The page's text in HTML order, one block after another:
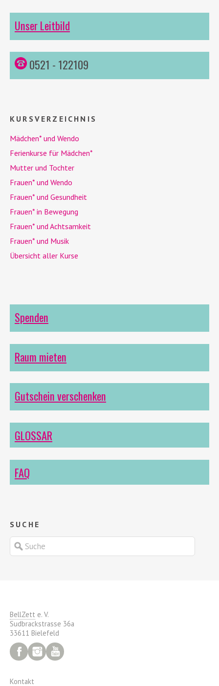
Unser Leitbild
0521 - 122109
KURSVERZEICHNIS
Mädchen* und Wendo
Ferienkurse für Mädchen*
Mutter und Tochter
Frauen* und Wendo
Frauen* und Gesundheit
Frauen* in Bewegung
Frauen* und Achtsamkeit
Frauen* und Musik
Übersicht aller Kurse
Spenden
Raum mieten
Gutschein verschenken
GLOSSAR
FAQ
SUCHE
BellZett e. V.
Sudbrackstrasse 36a
33611 Bielefeld
FacebookInstagram
Kontakt